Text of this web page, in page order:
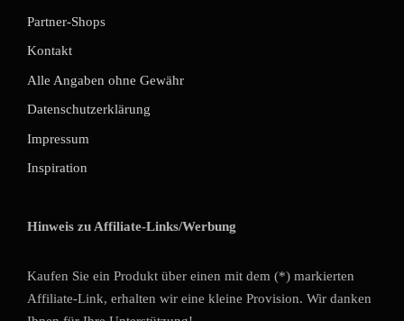
Partner-Shops
Kontakt
Alle Angaben ohne Gewähr
Datenschutzerklärung
Impressum
Inspiration
Hinweis zu Affiliate-Links/Werbung
Kaufen Sie ein Produkt über einen mit dem (*) markierten
Affiliate-Link, erhalten wir eine kleine Provision. Wir danken